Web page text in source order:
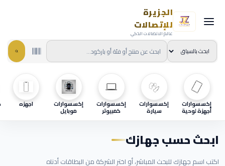
الجزيرة
للإتصالات
عالم الاتصالات الذكي
إكسسوارات
أجهزة لوحية
إكسسوارات
سيارة
إكسسوارات
كمبيوتر
إكسسوارات
موبايل
اجهزه
ابحث حسب جهازك
اكتب اسم جهازك للبحث المباشر، أو اختر الشركة من البطاقات أدناه